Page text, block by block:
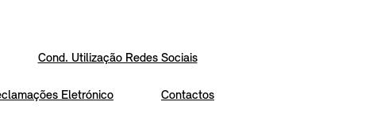
Cond. Utilização Redes Sociais
Eletrónico Contactos